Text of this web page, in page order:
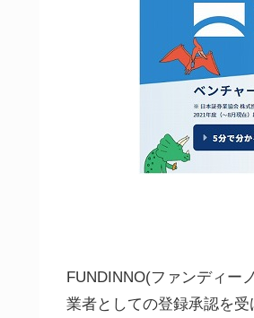
FUNDINNO(ファンディー
業者としての登録承認を